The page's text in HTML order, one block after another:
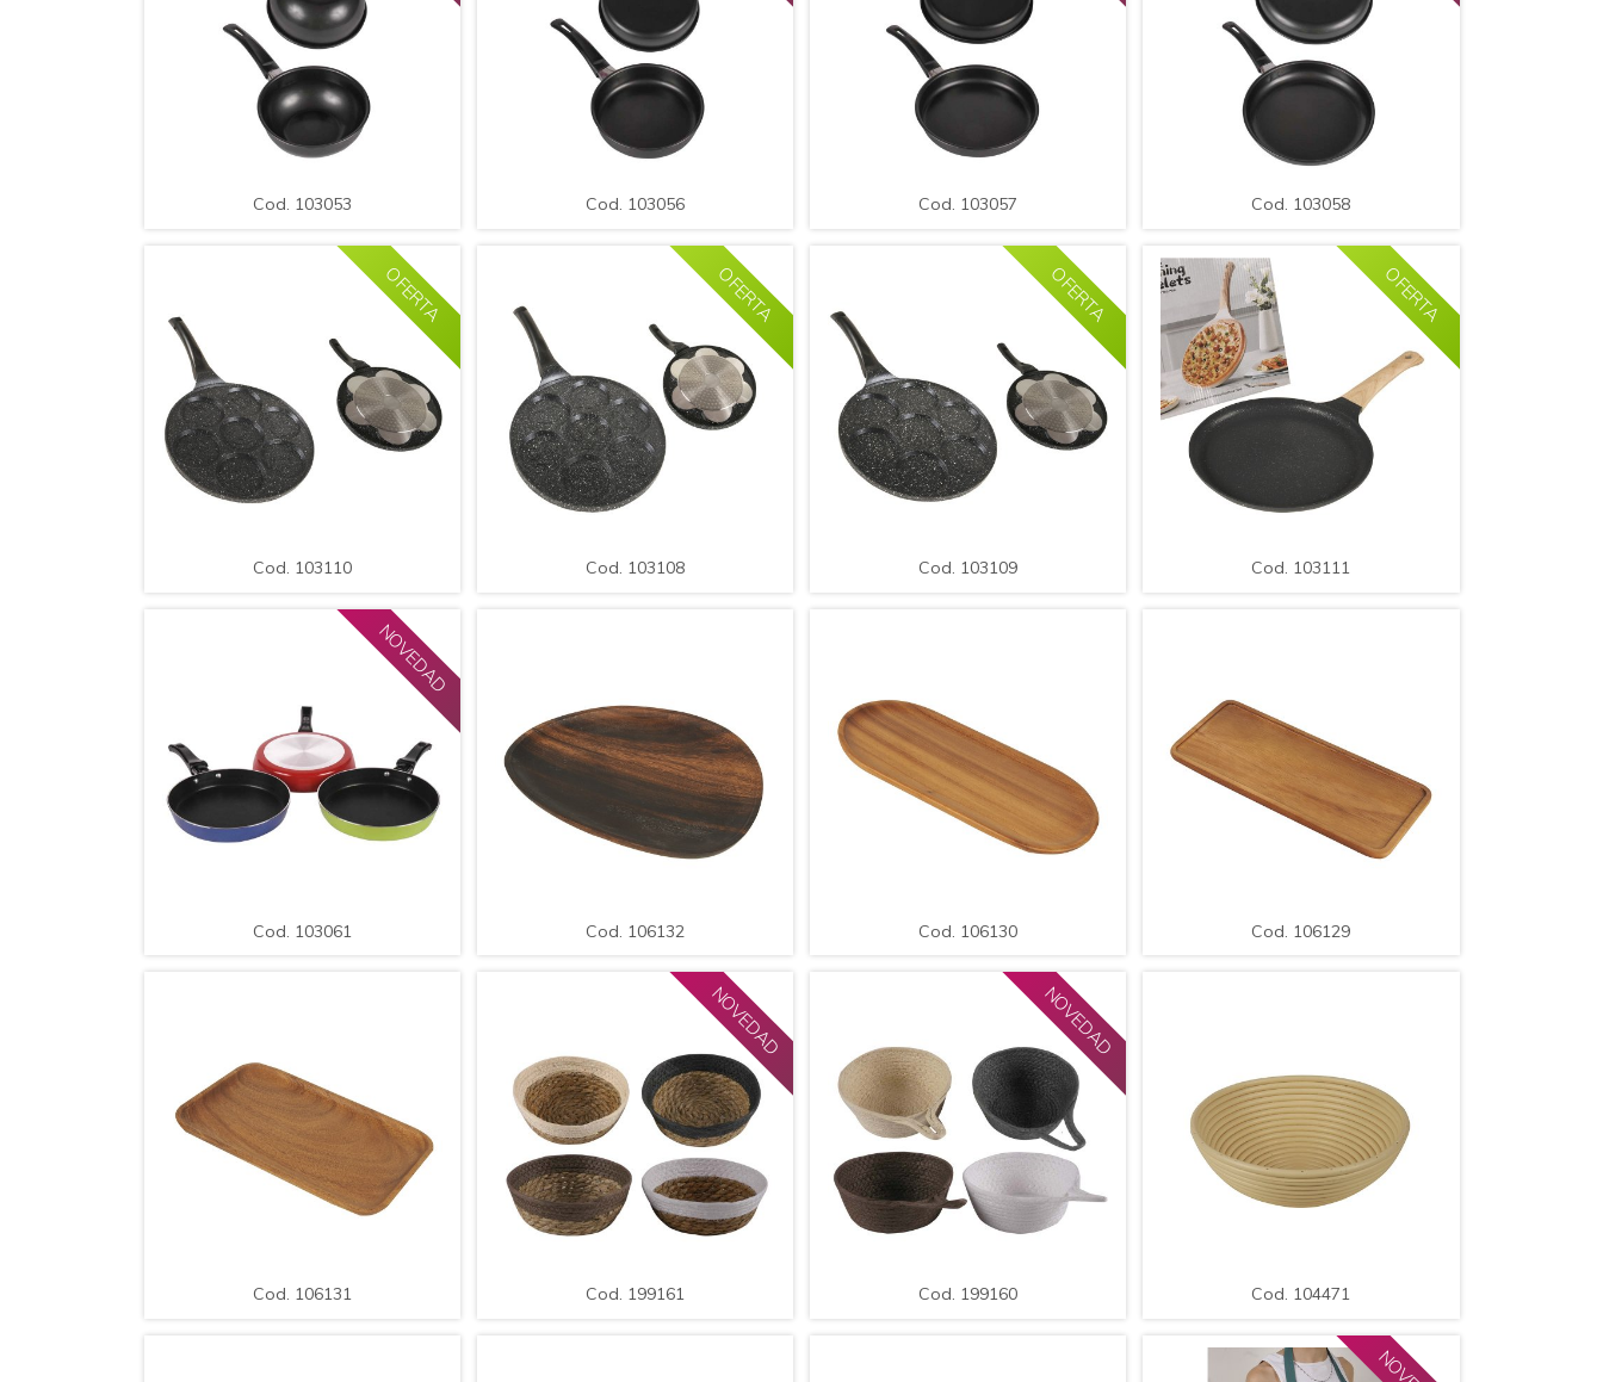
DETALLE
Cod. 103053
Med.: 14x6cm.
Cod. 103053
DETALLE
Cod. 103056
Medida: 14x3cm
Cod. 103056
AMPLIAR DETALLE
Cod. 103057
Medida: 16x3cm
Cod. 103057
AMPLIAR DETALLE
Cod. 103058
Medida: 18x3cm
Cod. 103058
OFERTA
AMPLIAR DETALLE
Med.: 46x26x1,5cm.
Cod. 103110
OFERTA
AMPLIAR
Cod. 103108
Med.: 46x26x1,5cm.
Cod. 103108
OFERTA
AMPLIAR DETALLE
Med.: 46x26x1,5cm.
Cod. 103109
OFERTA
AMPLIAR DETALLE
Cod. 103111
con Mango de Madera / Med.: 24cm.
Cod. 103111
NOVEDAD
Medida: 16x3cm
Cod. 103061
AMPLIAR DETALLE
26x20cm.
Cod. 106132
DETALLE
30x14cm.
Cod. 106130
DETALLE
Med.: 25x12x1cm.
Cod. 106129
DETALLE
Med.: 25x16x2cm.
Cod. 106131
NOVEDAD
AMPLIAR DETALLE
Med.: 18x6cm.
Cod. 199161
NOVEDAD
AMPLIAR DETALLE
26x18x6cm
Cod. 199160
AMPLIAR DETALLE
25*9cm.
Cod. 104471